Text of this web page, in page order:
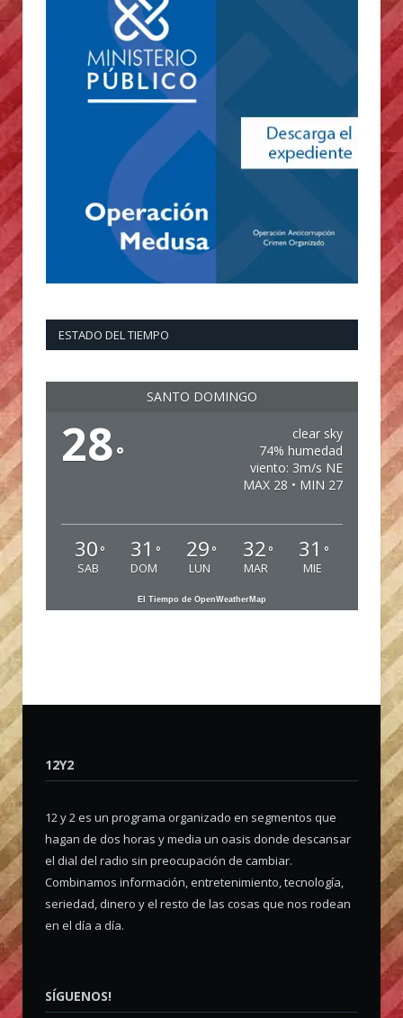
ESTADO DEL TIEMPO
SANTO DOMINGO
28°
clear sky
74% humedad
viento: 3m/s NE
MAX 28 • MIN 27
30 °
SAB
31 °
DOM
29 °
LUN
32 °
MAR
31 °
MIE
El Tiempo de OpenWeatherMap
12Y2
12 y 2 es un programa organizado en segmentos que
hagan de dos horas y media un oasis donde descansar
el dial del radio sin preocupación de cambiar.
Combinamos información, entretenimiento, tecnología,
seriedad, dinero y el resto de las cosas que nos rodean
en el día a día.
SÍGUENOS!